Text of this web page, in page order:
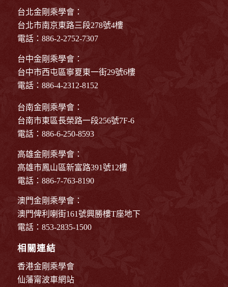
台北金剛乘學會：
台北市南京東路三段278號4樓
電話：886-2-2752-7307
台中金剛乘學會：
台中市西屯區寧夏東一街29號6樓
電話：886-4-2312-8152
台南金剛乘學會：
台南市東區長榮路一段256號7F-6
電話：886-6-250-8593
高雄金剛乘學會：
高雄市鳳山區新富路391號12樓
電話：886-7-763-8190
澳門金剛乘學會：
澳門俾利喇街161號興勝樓T座地下
電話：853-2835-1500
相關連結
香港金剛乘學會
仙藩甯波車網站